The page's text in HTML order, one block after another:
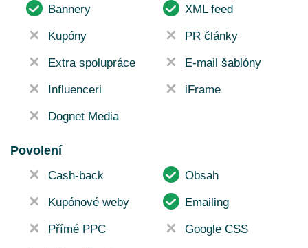
Bannery XML feed
Kupóny PR články
Extra spolupráce E-mail šablóny
Influenceri iFrame
Dognet Media
Povolení
Cash-back Obsah
Kupónové weby Emailing
Přímé PPC Google CSS